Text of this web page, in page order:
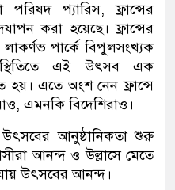
পরিষদ প্যারিস, ফ্রান্সের
করা হয়েছে। ফ্রান্সের
লাকর্ণভ পার্কে বিপুলসংখ্যক
এই উৎসব এক
এতে অংশ নেন ফ্রান্সে
এমনকি বিদেশিরাও।
উৎসবের আনুষ্ঠানিকতা শুরু
আনন্দ ও উল্লাসে মেতে
উৎসবের আনন্দ।